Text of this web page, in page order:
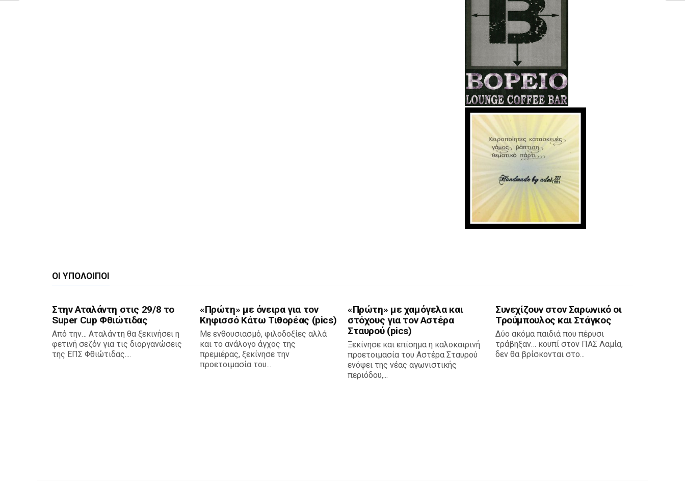
ΟΙ ΥΠΌΛΟΙΠΟΙ
Στην Αταλάντη στις 29/8 το
Super Cup Φθιώτιδας
Από την… Αταλάντη θα ξεκινήσει η
φετινή σεζόν για τις διοργανώσεις
της ΕΠΣ Φθιώτιδας....
«Πρώτη» με όνειρα για τον
Κηφισσό Κάτω Τιθορέας (pics)
Με ενθουσιασμό, φιλοδοξίες αλλά
και το ανάλογο άγχος της
πρεμιέρας, ξεκίνησε την
προετοιμασία του...
«Πρώτη» με χαμόγελα και
στόχους για τον Αστέρα
Σταυρού (pics)
Ξεκίνησε και επίσημα η καλοκαιρινή
προετοιμασία του Αστέρα Σταυρού
ενόψει της νέας αγωνιστικής
περιόδου,...
Συνεχίζουν στον Σαρωνικό οι
Τρούμπουλος και Στάγκος
Δύο ακόμα παιδιά που πέρυσι
τράβηξαν… κουπί στον ΠΑΣ Λαμία,
δεν θα βρίσκονται στο...